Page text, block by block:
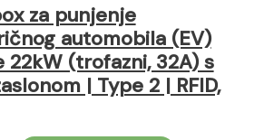
za punjenje
automobila (EV)
22kW (trofazni, 32A) s
| Type 2 | RFID,